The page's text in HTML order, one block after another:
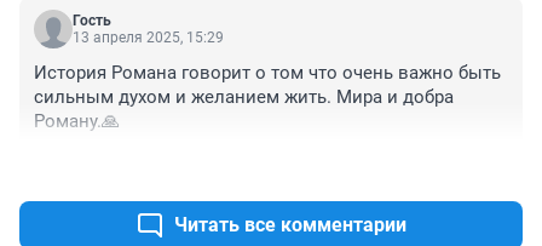
Гость
13 апреля 2025, 15:29
История Романа говорит о том что очень важно быть
сильным духом и желанием жить. Мира и добра
Роману.🙏
Читать все комментарии